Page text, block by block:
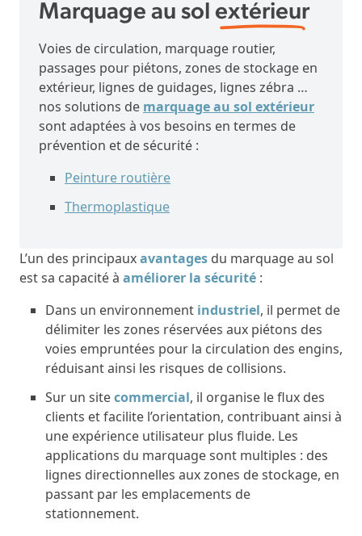
Marquage au sol extérieur
Voies de circulation, marquage routier,
passages pour piétons, zones de stockage en
extérieur, lignes de guidages, lignes zébra …
nos solutions de marquage au sol extérieur
sont adaptées à vos besoins en termes de
prévention et de sécurité :
Peinture routière
Thermoplastique
L’un des principauxavantages du marquage au sol
est sa capacité à améliorer la sécurité :
Dans un environnement industriel, il permet de
délimiter les zones réservées aux piétons des
voies empruntées pour la circulation des engins,
réduisant ainsi les risques de collisions.
Sur un sitecommercial, il organise le flux des
clients et facilite l’orientation, contribuant ainsi à
une expérience utilisateur plus fluide. Les
applications du marquage sont multiples : des
lignes directionnelles aux zones de stockage, en
passant par les emplacements de
stationnement.